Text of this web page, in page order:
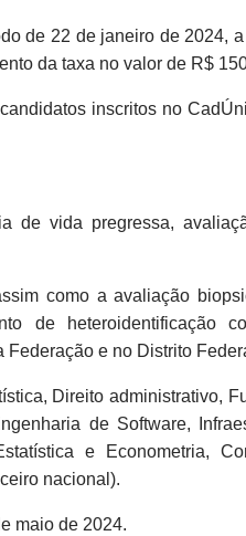
de 22 de janeiro de 2024,
da taxa no valor de R$
inscritos no
de vida pregressa,
como a avaliação
de heteroidentificação
e no Distrito
Direito administrativo,
de Software,
e Econometria,
nacional).
maio de 2024.